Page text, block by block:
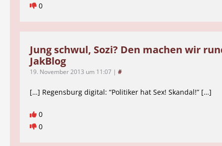
0
Jung schwul, Sozi? Den machen wir
JakBlog
19. November 2013 um 11:07 | #
[…] Regensburg digital: “Politiker hat Sex! Skandal!” […]
0
0